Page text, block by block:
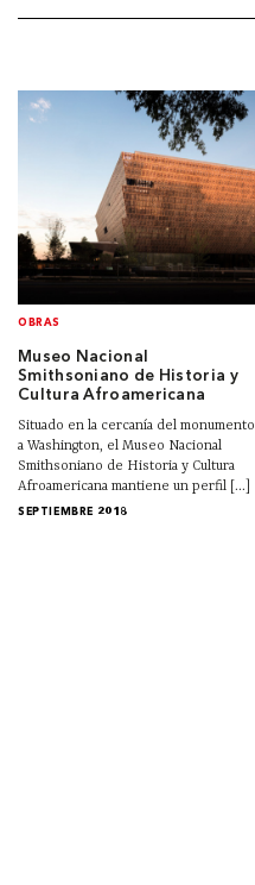
OBRAS
Museo Nacional
Smithsoniano de Historia y
Cultura Afroamericana
Situado en la cercanía del monumento
a Washington, el Museo Nacional
Smithsoniano de Historia y Cultura
Afroamericana mantiene un perfil [...]
SEPTIEMBRE 2018